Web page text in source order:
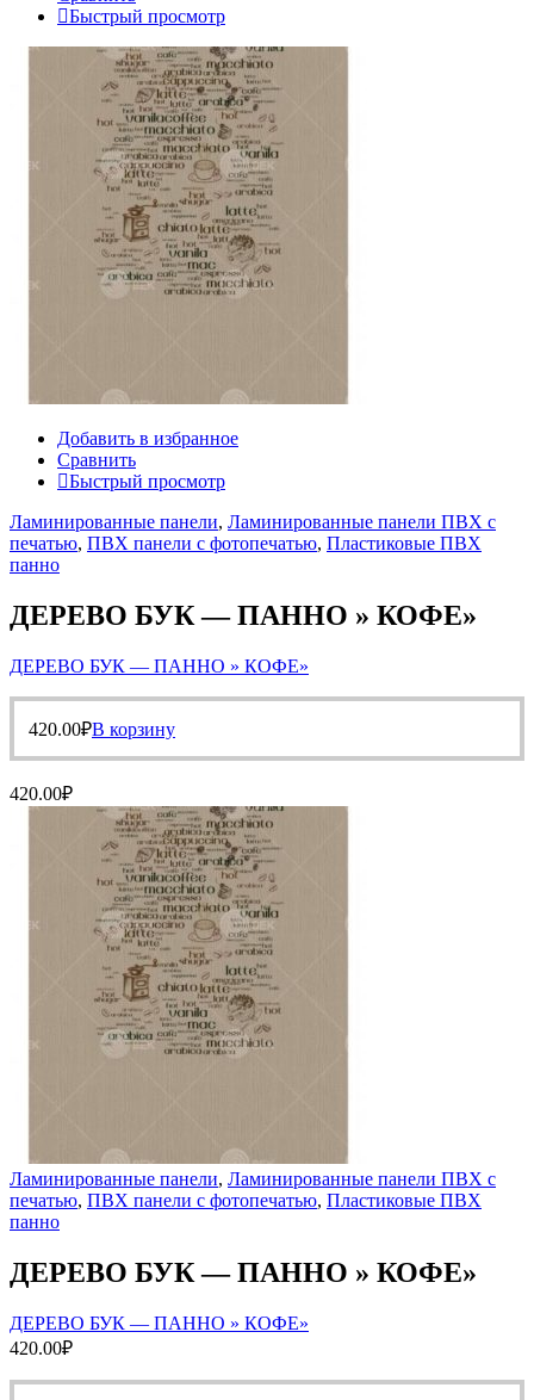
Быстрый просмотр
Добавить в избранное
Сравнить
Быстрый просмотр
Ламинированные панели, Ламинированные панели ПВХ с
печатью, ПВХ панели с фотопечатью, Пластиковые ПВХ
панно
ДЕРЕВО БУК — ПАННО » КОФЕ»
ДЕРЕВО БУК — ПАННО » КОФЕ»
420.00₽В корзину
420.00₽
Ламинированные панели, Ламинированные панели ПВХ с
печатью, ПВХ панели с фотопечатью, Пластиковые ПВХ
панно
ДЕРЕВО БУК — ПАННО » КОФЕ»
ДЕРЕВО БУК — ПАННО » КОФЕ»
420.00₽